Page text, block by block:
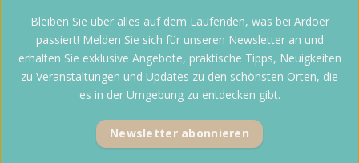
Bleiben Sie über alles auf dem Laufenden, was bei Ardoer
passiert! Melden Sie sich für unseren Newsletter an und
erhalten Sie exklusive Angebote, praktische Tipps, Neuigkeiten
zu Veranstaltungen und Updates zu den schönsten Orten, die
es in der Umgebung zu entdecken gibt.
Newsletter abonnieren